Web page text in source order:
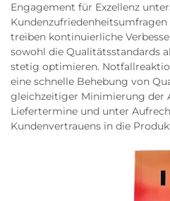
Engagement für Exzellenz
Kundenzufriedenheitsumfragen
treiben kontinuierliche
sowohl die Qualitätsstandards
stetig optimieren.
eine schnelle Behebung von
gleichzeitiger Minimierung der
Liefertermine und unter
Kundenvertrauens in die